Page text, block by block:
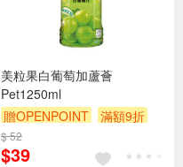
美粒果白葡萄加蘆薈
Pet1250ml
贈OPENPOINT
滿額9折
贈$200
$ 52
$39